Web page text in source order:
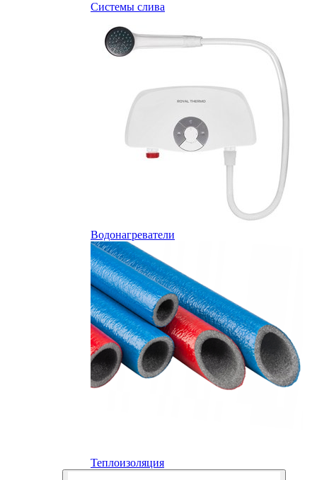
Системы слива
Водонагреватели
Теплоизоляция